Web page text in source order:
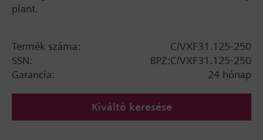
plant.
Termék száma:
C/VXF31.125-250
SSN:
BPZ:C/VXF31.125-250
Garancia:
24 hónap
Kiváltó keresése